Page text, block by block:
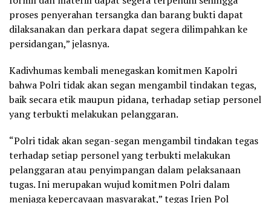
proses penyerahan tersangka dan barang bukti dapat
dilaksanakan dan perkara dapat segera dilimpahkan ke
persidangan,” jelasnya.
Kadivhumas kembali menegaskan komitmen Kapolri
bahwa Polri tidak akan segan mengambil tindakan tegas,
baik secara etik maupun pidana, terhadap setiap personel
yang terbukti melakukan pelanggaran.
“Polri tidak akan segan-segan mengambil tindakan tegas
terhadap setiap personel yang terbukti melakukan
pelanggaran atau penyimpangan dalam pelaksanaan
tugas. Ini merupakan wujud komitmen Polri dalam
menjaga kepercayaan masyarakat,” tegas Irjen Pol